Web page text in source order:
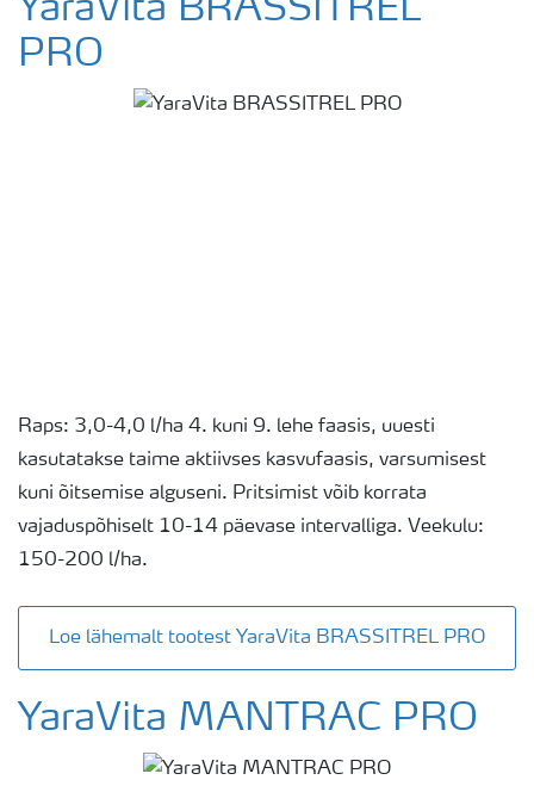
YaraVita BRASSITREL
PRO
Raps: 3,0-4,0 l/ha 4. kuni 9. lehe faasis, uuesti
kasutatakse taime aktiivses kasvufaasis, varsumisest
kuni õitsemise alguseni. Pritsimist võib korrata
vajaduspõhiselt 10-14 päevase intervalliga. Veekulu:
150-200 l/ha.
Loe lähemalt tootest YaraVita BRASSITREL PRO
YaraVita MANTRAC PRO